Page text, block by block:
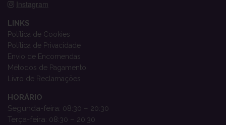
Instagram
LINKS
Política de Cookies
Política de Privacidade
Envio de Encomendas
Métodos de Pagamento
Livro de Reclamações
HORÁRIO
Segunda-feira: 08:30 – 20:30
Terça-feira: 08:30 – 20:30